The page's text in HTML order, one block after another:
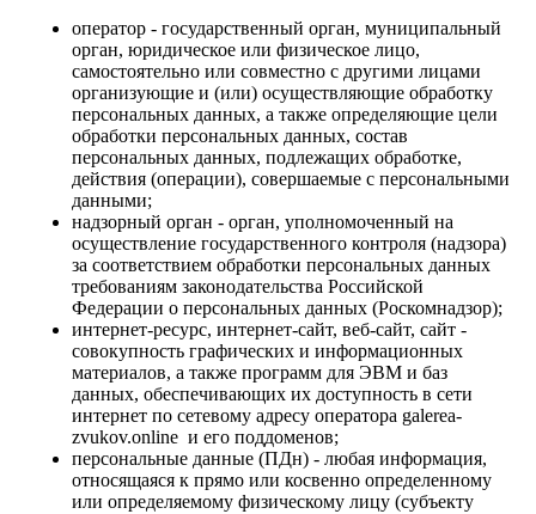
оператор - государственный орган, муниципальный
орган, юридическое или физическое лицо,
самостоятельно или совместно с другими лицами
организующие и (или) осуществляющие обработку
персональных данных, а также определяющие цели
обработки персональных данных, состав
персональных данных, подлежащих обработке,
действия (операции), совершаемые с персональными
данными;
надзорный орган - орган, уполномоченный на
осуществление государственного контроля (надзора)
за соответствием обработки персональных данных
требованиям законодательства Российской
Федерации о персональных данных (Роскомнадзор);
интернет-ресурс, интернет-сайт, веб-сайт, сайт -
совокупность графических и информационных
материалов, а также программ для ЭВМ и баз
данных, обеспечивающих их доступность в сети
интернет по сетевому адресу оператора galerea-
zvukov.online и его поддоменов;
персональные данные (ПДн) - любая информация,
относящаяся к прямо или косвенно определенному
или определяемому физическому лицу (субъекту